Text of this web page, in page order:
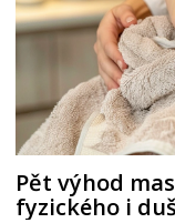
Pět výhod
fyzického i